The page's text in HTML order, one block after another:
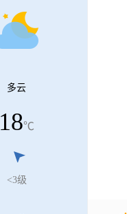
多云
18℃
<3级